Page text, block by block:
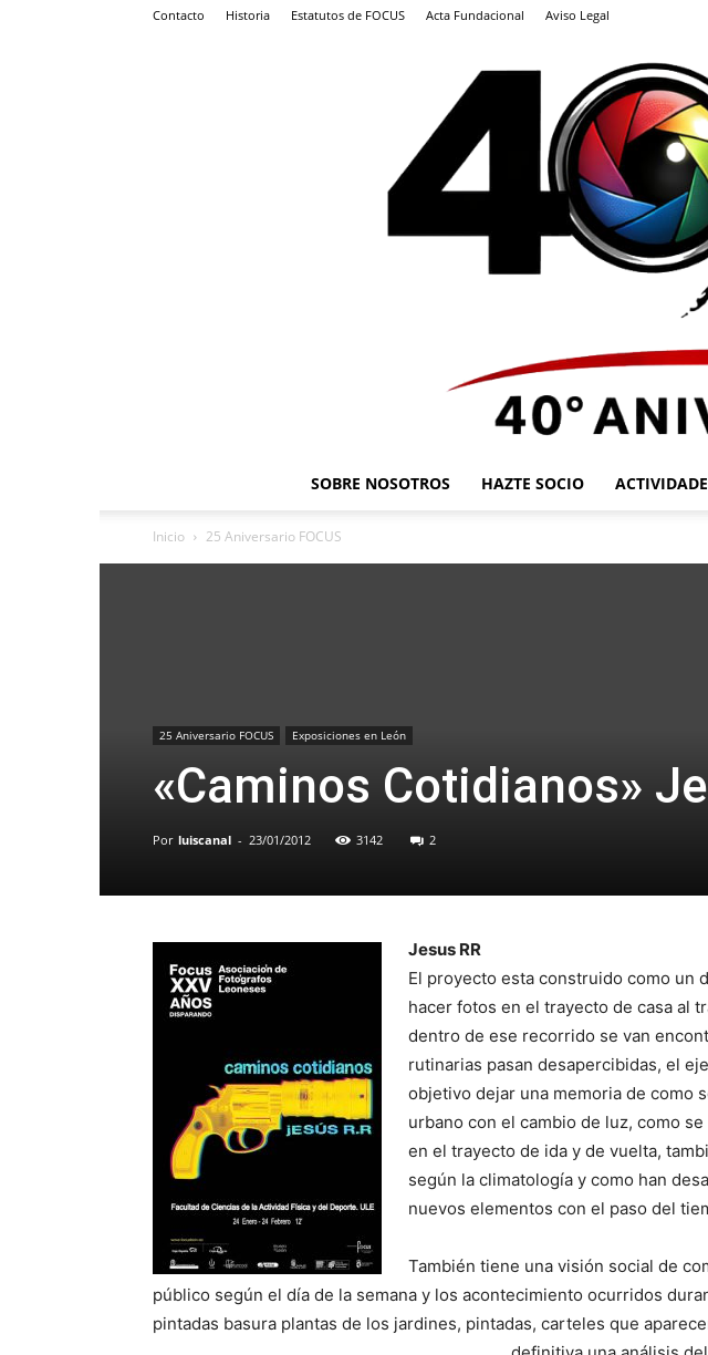
Contacto Historia Estatutos de FOCUS Acta Fundacional Aviso Legal
SOBRE NOSOTROS HAZTE SOCIO
Inicio 25 Aniversario FOCUS
25 Aniversario FOCUS Exposiciones en León
«Caminos Cotidianos»
Por luiscanal - 23/01/2012 3142 2
Jesus RR
El proyecto esta construido como un
hacer fotos en el trayecto de casa al
dentro de ese recorrido se van
rutinarias pasan desapercibidas, el
objetivo dejar una memoria de como
urbano con el cambio de luz, como
en el trayecto de ida y de vuelta,
según la climatología y como han
nuevos elementos con el paso del
También tiene una visión social de
público según el día de la semana y los acontecimiento ocurridos
pintadas basura plantas de los jardines, pintadas, carteles que